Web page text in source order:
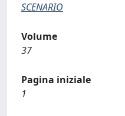
SCENARIO
Volume
37
Pagina iniziale
1